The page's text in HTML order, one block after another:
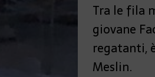
Tra le fila
giovane
regatanti,
Meslin.